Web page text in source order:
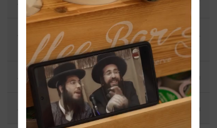
א שפאציר אין נאטורן - אביגדור גליק‎
בינה יתירה מיט די טעראפיסט מרדכי קליין און
פינחס גלויבער
הארץ און שכל - משה קליין
הרב הערשל מייזעלס